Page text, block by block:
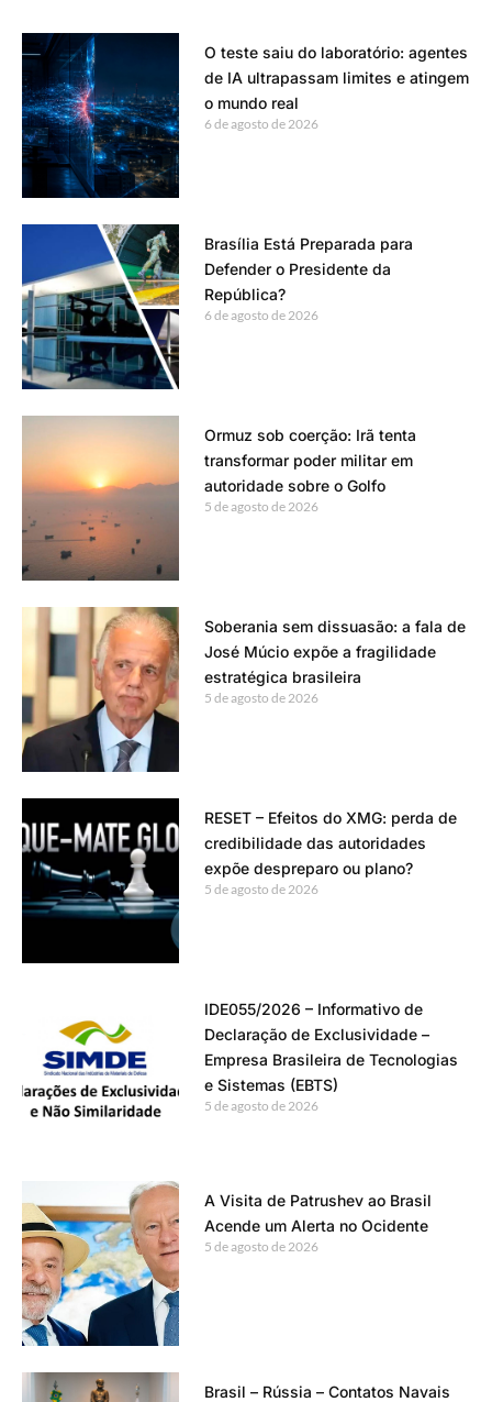
O teste saiu do laboratório: agentes
de IA ultrapassam limites e atingem
o mundo real
6 de agosto de 2026
Brasília Está Preparada para
Defender o Presidente da
República?
6 de agosto de 2026
Ormuz sob coerção: Irã tenta
transformar poder militar em
autoridade sobre o Golfo
5 de agosto de 2026
Soberania sem dissuasão: a fala de
José Múcio expõe a fragilidade
estratégica brasileira
5 de agosto de 2026
RESET – Efeitos do XMG: perda de
credibilidade das autoridades
expõe despreparo ou plano?
5 de agosto de 2026
IDE055/2026 – Informativo de
Declaração de Exclusividade –
Empresa Brasileira de Tecnologias
e Sistemas (EBTS)
5 de agosto de 2026
A Visita de Patrushev ao Brasil
Acende um Alerta no Ocidente
5 de agosto de 2026
Brasil – Rússia – Contatos Navais